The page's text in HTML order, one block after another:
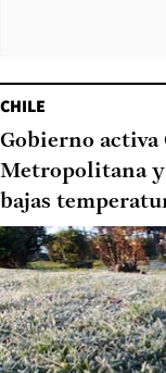
CHILE
Gobierno
Metropolitana y
bajas